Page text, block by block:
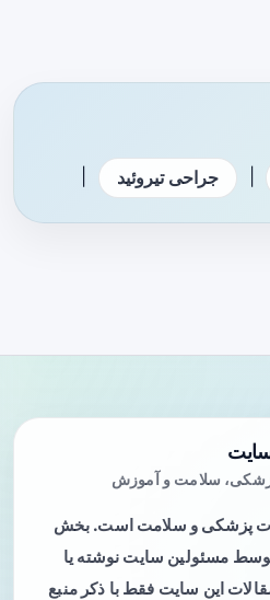
جراحی تیروئید
سلامت و آموزش
پزشکی و سلامت است. بخش
مسئولین سایت نوشته یا
این سایت فقط با ذکر منبع